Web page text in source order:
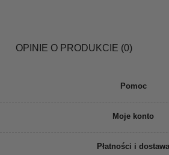
OPINIE O PRODUKCIE (0)
Pomoc
Moje konto
Płatności i